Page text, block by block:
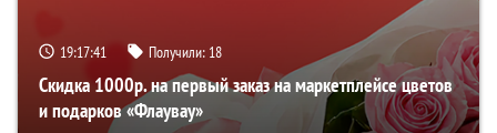
19:17:41 Получили: 18
Скидка 1000р. на первый заказ на маркетплейсе цветов
и подарков «Флаувау»